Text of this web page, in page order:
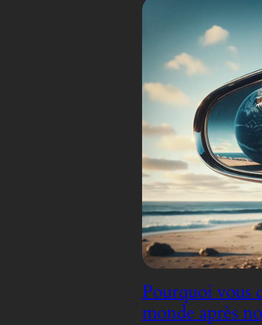
Pourquoi vous
monde après